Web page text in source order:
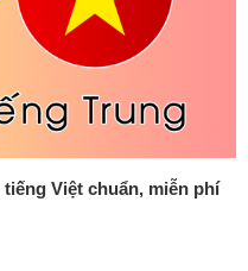
Việt chuẩn, miễn phí